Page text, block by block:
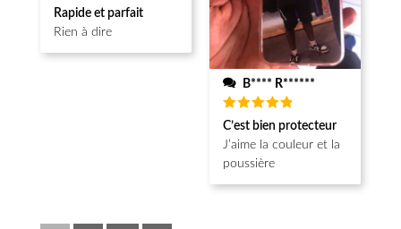
Note 5
sur 5
Rapide et parfait
Rien à dire
B**** R******
Note5
sur 5
C’est bien protecteur
J’aime la couleur et la
poussière